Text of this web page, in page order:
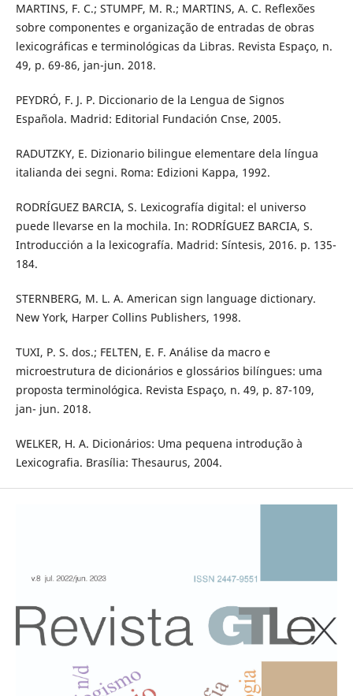
MARTINS, F. C.; STUMPF, M. R.; MARTINS, A. C. Reflexões
sobre componentes e organização de entradas de obras
lexicográficas e terminológicas da Libras. Revista Espaço, n.
49, p. 69-86, jan-jun. 2018.
PEYDRÓ, F. J. P. Diccionario de la Lengua de Signos
Española. Madrid: Editorial Fundación Cnse, 2005.
RADUTZKY, E. Dizionario bilingue elementare dela língua
italianda dei segni. Roma: Edizioni Kappa, 1992.
RODRÍGUEZ BARCIA, S. Lexicografía digital: el universo
puede llevarse en la mochila. In: RODRÍGUEZ BARCIA, S.
Introducción a la lexicografía. Madrid: Síntesis, 2016. p. 135-
184.
STERNBERG, M. L. A. American sign language dictionary.
New York, Harper Collins Publishers, 1998.
TUXI, P. S. dos.; FELTEN, E. F. Análise da macro e
microestrutura de dicionários e glossários bilíngues: uma
proposta terminológica. Revista Espaço, n. 49, p. 87-109,
jan- jun. 2018.
WELKER, H. A. Dicionários: Uma pequena introdução à
Lexicografia. Brasília: Thesaurus, 2004.